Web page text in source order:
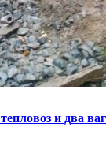
и два